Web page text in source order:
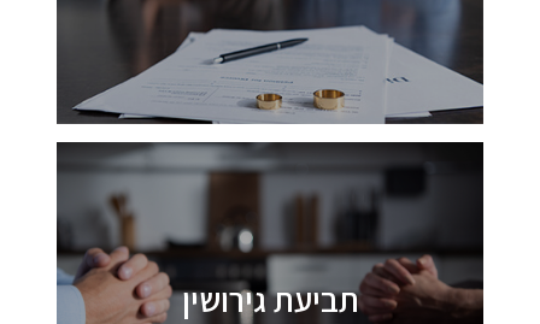
תביעת גירושין